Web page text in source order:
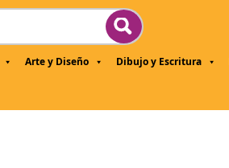
Arte y Diseño Dibujo y Escritura